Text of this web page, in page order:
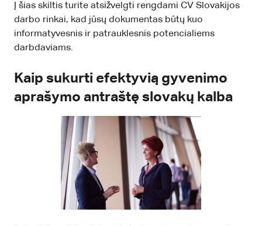
Į šias skiltis turite atsižvelgti rengdami CV Slovakijos
darbo rinkai, kad jūsų dokumentas būtų kuo
informatyvesnis ir patrauklesnis potencialiems
darbdaviams.
Kaip sukurti efektyvią gyvenimo
aprašymo antraštę slovakų kalba